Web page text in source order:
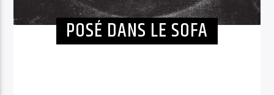
POSÉ DANS LE SOFA